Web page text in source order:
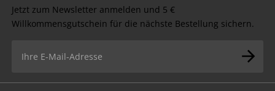
Jetzt zum Newsletter anmelden und 5 €
Willkommensgutschein für die nächste Bestellung sichern.